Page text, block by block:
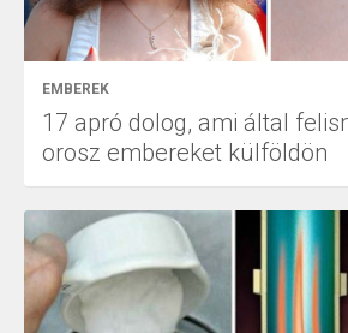
EMBEREK
17 apró dolog, ami által
orosz embereket külföldön